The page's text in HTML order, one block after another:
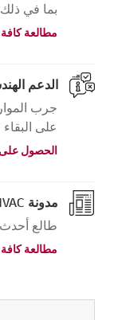
بما في
مطالعة كافة
الدعم
جرب
على
الحصول على
مدونة HVAC
طالع أحدث
مطالعة كافة